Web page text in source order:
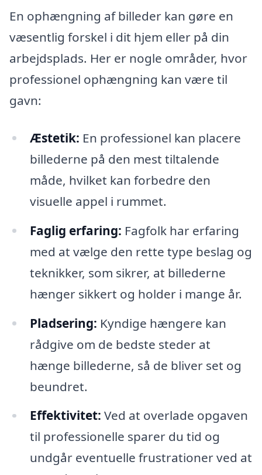
En ophængning af billeder kan gøre en
væsentlig forskel i dit hjem eller på din
arbejdsplads. Her er nogle områder, hvor
professionel ophængning kan være til
gavn:
Æstetik: En professionel kan placere
billederne på den mest tiltalende
måde, hvilket kan forbedre den
visuelle appel i rummet.
Faglig erfaring: Fagfolk har erfaring
med at vælge den rette type beslag og
teknikker, som sikrer, at billederne
hænger sikkert og holder i mange år.
Pladsering: Kyndige hængere kan
rådgive om de bedste steder at
hænge billederne, så de bliver set og
beundret.
Effektivitet: Ved at overlade opgaven
til professionelle sparer du tid og
undgår eventuelle frustrationer ved at